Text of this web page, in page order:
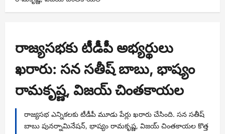
రాజ్యసభకు టీడీపీ అభ్యర్థులు
ఖరారు: సన సతీష్ బాబు, భాష్యం
రామకృష్ణ, విజయ్ చింతకాయల
రాజ్యసభ ఎన్నికలకు టీడీపీ మూడు పేర్లు ఖరారు చేసింది. సన సతీష్
బాబు పునర్నామినేషన్, భాష్యం రామకృష్ణ, విజయ్ చింతకాయల కొత్త